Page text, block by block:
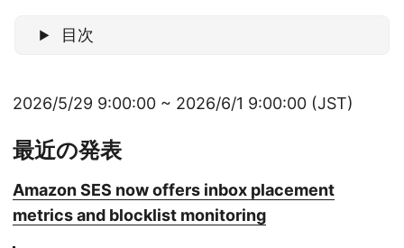
目次
2026/5/29 9:00:00 ~ 2026/6/1 9:00:00 (JST)
最近の発表
Amazon SES now offers inbox placement
metrics and blocklist monitoring